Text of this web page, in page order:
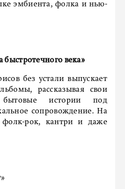
эмбиента, фолка и нью-
быстротечного века»
без устали выпускает
рассказывая свои
истории под
сопровождение. На
рок, кантри и даже
»